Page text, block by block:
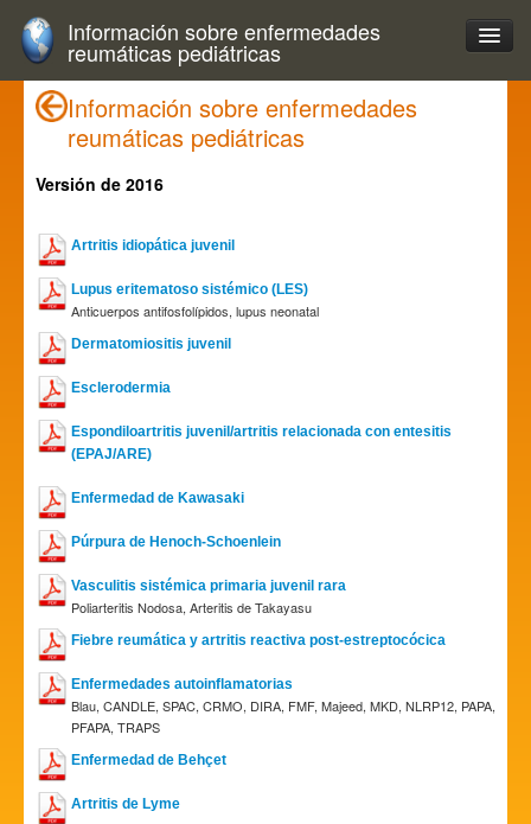
Información sobre enfermedades
reumáticas pediátricas
Información sobre enfermedades
reumáticas pediátricas
Versión de 2016
Artritis idiopática juvenil
Lupus eritematoso sistémico (LES)
Anticuerpos antifosfolípidos, lupus neonatal
Dermatomiositis juvenil
Esclerodermia
Espondiloartritis juvenil/artritis relacionada con entesitis
(EPAJ/ARE)
Enfermedad de Kawasaki
Púrpura de Henoch-Schoenlein
Vasculitis sistémica primaria juvenil rara
Poliarteritis Nodosa, Arteritis de Takayasu
Fiebre reumática y artritis reactiva post-estreptocócica
Enfermedades autoinflamatorias
Blau, CANDLE, SPAC, CRMO, DIRA, FMF, Majeed, MKD, NLRP12, PAPA,
PFAPA, TRAPS
Enfermedad de Behçet
Artritis de Lyme